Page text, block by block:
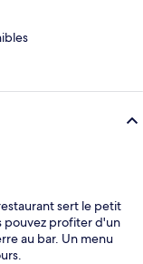
sert le petit
pouvez profiter d'un
au bar. Un menu